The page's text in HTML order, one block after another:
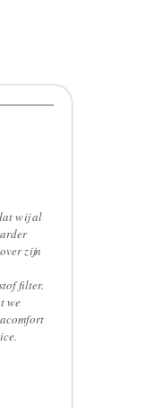
wij al
zijn
filter.
we